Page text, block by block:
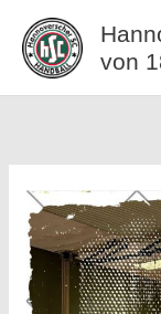
Inhalt
springen
von